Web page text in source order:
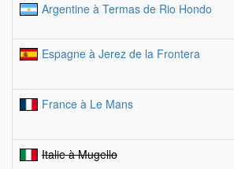
Argentine à Termas de Rio Hondo
Espagne à Jerez de la Frontera
France à Le Mans
Italie à Mugello